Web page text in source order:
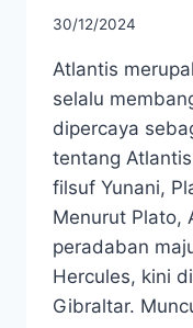
30/12/2024
Atlantis
selalu
dipercaya
tentang
filsuf Yunani,
Menurut Plato,
peradaban
Hercules, kini
Gibraltar.